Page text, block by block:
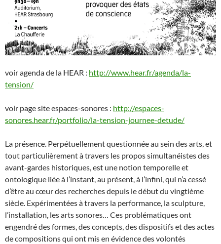
voir agenda de la HEAR : http://www.hear.fr/agenda/la-
tension/
voir page site espaces-sonores : http://espaces-
sonores.hear.fr/portfolio/la-tension-journee-detude/
La présence. Perpétuellement questionnée au sein des arts, et
tout particulièrement à travers les propos simultanéistes des
avant-gardes historiques, est une notion temporelle et
ontologique liée à l’instant, au présent, à l’infini, qui n’a cessé
d’être au cœur des recherches depuis le début du vingtième
siècle. Expérimentées à travers la performance, la sculpture,
l’installation, les arts sonores… Ces problématiques ont
engendré des formes, des concepts, des dispositifs et des actes
de compositions qui ont mis en évidence des volontés